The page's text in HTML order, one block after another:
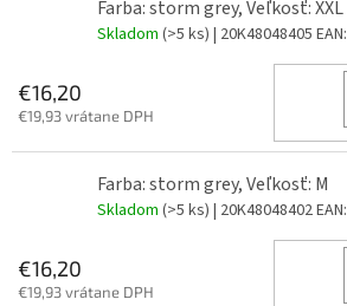
Farba: storm grey, Veľkosť: XXL
Skladom (>5 ks) | 20K48048405 EAN:
€16,20
€19,93 vrátane DPH
Farba: storm grey, Veľkosť: M
Skladom (>5 ks) | 20K48048402EAN:
€16,20
€19,93 vrátane DPH